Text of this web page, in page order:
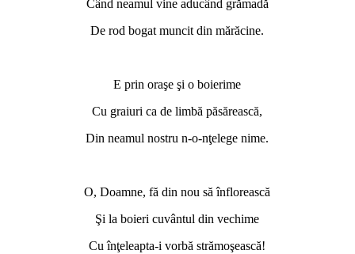
Când neamul vine aducând grămadă
De rod bogat muncit din mărăcine.
E prin oraşe şi o boierime
Cu graiuri ca de limbă păsărească,
Din neamul nostru n-o-nţelege nime.
O, Doamne, fă din nou să înflorească
Şi la boieri cuvântul din vechime
Cu înţeleapta-i vorbă strămoşească!